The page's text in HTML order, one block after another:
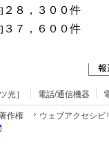
２８，３００件
３７，６００件
光］ 電話/通信機器
作権
ウェブアクセシビ